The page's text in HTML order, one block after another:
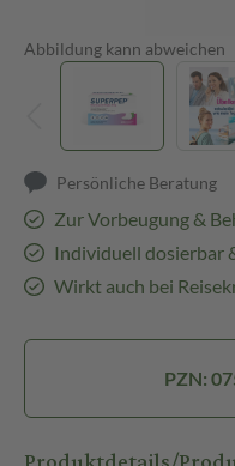
Abbildung kann abweichen
Persönliche Beratung
Zur Vorbeugung &
Individuell dosierbar
Wirkt auch bei
PZN: